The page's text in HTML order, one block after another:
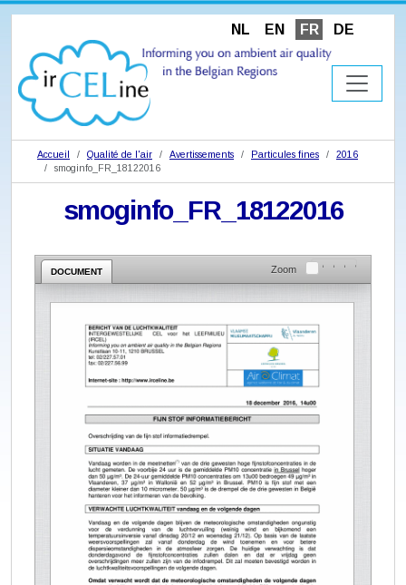
NL EN FR DE
Accueil Qualité de l'air Avertissements Particules fines
2016
smoginfo_FR_18122016
smoginfo_FR_18122016
DOCUMENT Zoom